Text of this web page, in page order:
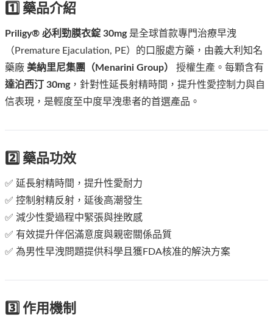
1️⃣ 藥品介紹
Priligy® 必利勁膜衣錠 30mg是全球首款專門治療早洩
（Premature Ejaculation, PE）的口服處方藥，由義大利知名
藥廠 美納里尼集團（Menarini Group）
授權生產。每顆含有
達泊西汀 30mg，針對性延長射精時間，提升性愛控制力與自
信表現，是輕度至中度早洩患者的首選產品。
2️⃣ 藥品功效
✅ 延長射精時間，提升性愛耐力
✅ 控制射精反射，延後高潮發生
✅ 減少性愛過程中緊張與挫敗感
✅ 有效提升伴侶滿意度與親密關係品質
✅ 為男性早洩問題提供科學且獲FDA核准的解決方案
3️⃣ 作用機制